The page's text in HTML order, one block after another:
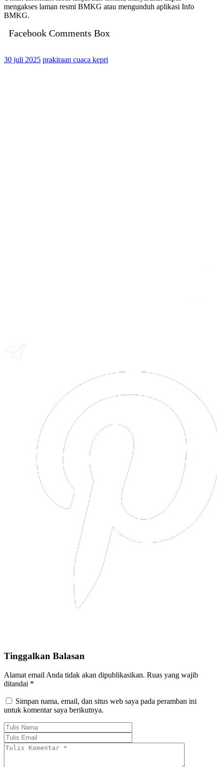
mengakses laman resmi BMKG atau mengunduh aplikasi Info
BMKG.
Facebook Comments Box
30 juli 2025 prakiraan cuaca kepri
Tinggalkan Balasan
Alamat email Anda tidak akan dipublikasikan. Ruas yang wajib
ditandai *
Simpan nama, email, dan situs web saya pada peramban ini
untuk komentar saya berikutnya.